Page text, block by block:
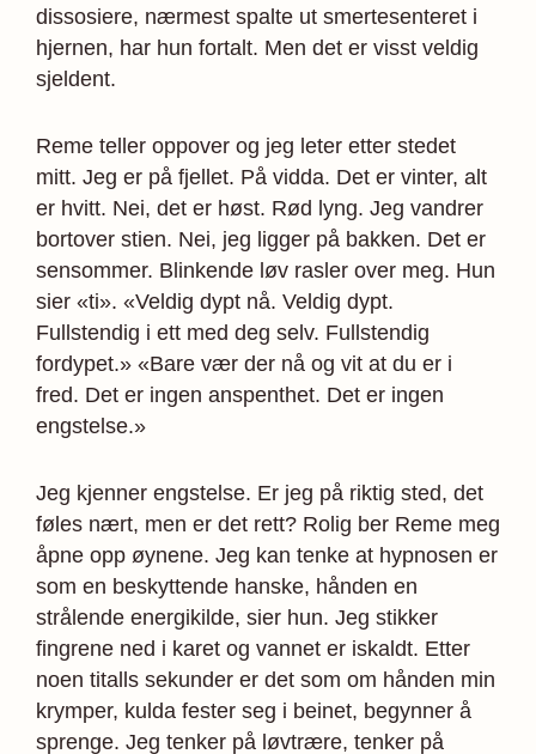
dissosiere, nærmest spalte ut smertesenteret i
hjernen, har hun fortalt. Men det er visst veldig
sjeldent.
Reme teller oppover og jeg leter etter stedet
mitt. Jeg er på fjellet. På vidda. Det er vinter, alt
er hvitt. Nei, det er høst. Rød lyng. Jeg vandrer
bortover stien. Nei, jeg ligger på bakken. Det er
sensommer. Blinkende løv rasler over meg. Hun
sier «ti». «Veldig dypt nå. Veldig dypt.
Fullstendig i ett med deg selv. Fullstendig
fordypet.» «Bare vær der nå og vit at du er i
fred. Det er ingen anspenthet. Det er ingen
engstelse.»
Jeg kjenner engstelse. Er jeg på riktig sted, det
føles nært, men er det rett? Rolig ber Reme meg
åpne opp øynene. Jeg kan tenke at hypnosen er
som en beskyttende hanske, hånden en
strålende energikilde, sier hun. Jeg stikker
fingrene ned i karet og vannet er iskaldt. Etter
noen titalls sekunder er det som om hånden min
krymper, kulda fester seg i beinet, begynner å
sprenge. Jeg tenker på løvtrære, tenker på